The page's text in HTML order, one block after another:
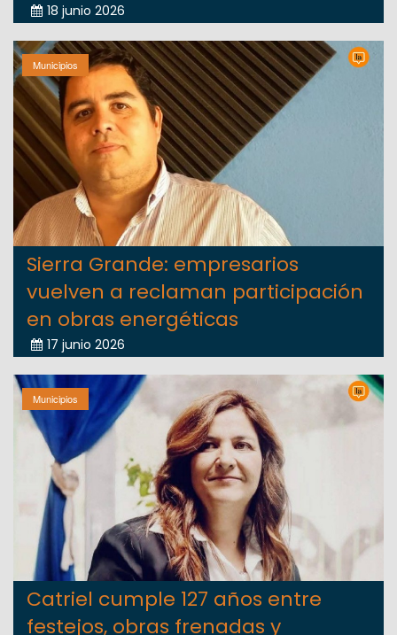
18 junio 2026
Municipios
Sierra Grande: empresarios
vuelven a reclaman participación
en obras energéticas
17 junio 2026
Municipios
Catriel cumple 127 años entre
festejos, obras frenadas y